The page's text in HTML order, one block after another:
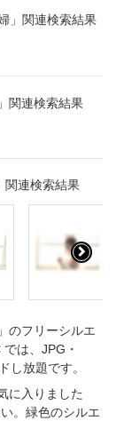
」関連検索結果
関連検索結果
関連検索結果
のフリーシルエ
は、JPG・
し放題です。
に入りました
。緑色のシルエ